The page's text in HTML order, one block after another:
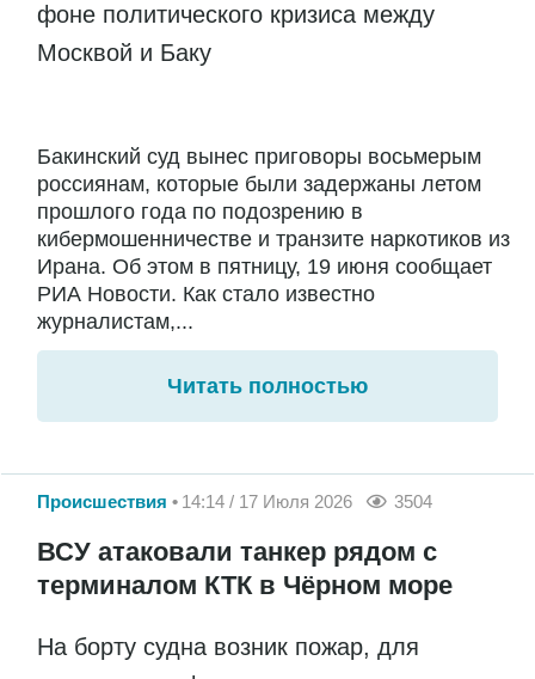
фоне политического кризиса между
Москвой и Баку
Бакинский суд вынес приговоры восьмерым
россиянам, которые были задержаны летом
прошлого года по подозрению в
кибермошенничестве и транзите наркотиков из
Ирана. Об этом в пятницу, 19 июня сообщает
РИА Новости. Как стало известно
журналистам,...
Читать полностью
Происшествия 14:14 / 17 Июля 2026 3504
ВСУ атаковали танкер рядом с
терминалом КТК в Чёрном море
На борту судна возник пожар, для